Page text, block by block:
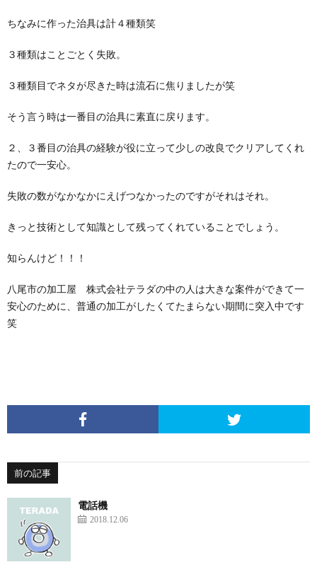
ちなみに作った治具は計４種類笑
３種類はことごとく失敗。
３種類目でネタが尽きた時は流石に焦りましたが笑
そう言う時は一番目の治具に素直に戻ります。
２、３番目の治具の経験が役に立って少しの改良でクリアしてくれ
たので一安心。
失敗の数がなかなかにえげつなかったのですがそれはそれ。
きっと技術として知識として残ってくれていることでしょう。
知らんけど！！！
八尾市の加工屋 株式会社テラ ダの中の人は大きな案件ができて一
安心のために、普通の加工がしたくてたまらない期間に突入中です
笑
前の記事
電話機
2018.12.06